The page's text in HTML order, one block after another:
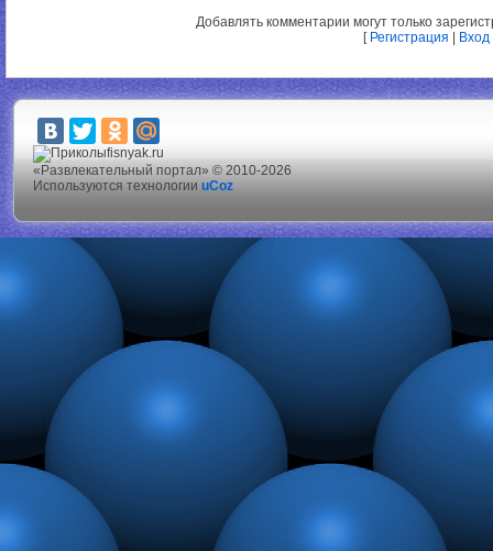
Добавлять комментарии могут только
[ Регистрация Вход
fisnyak.ru
«Развлекательный портал» © 2010-2026
Используются технологии uCoz